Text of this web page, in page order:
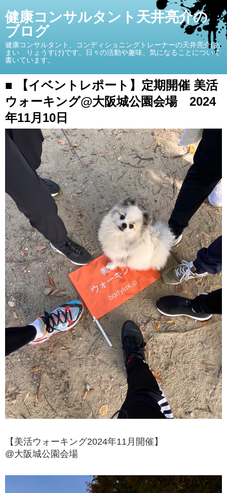
健康コンサルタント天井亮介の
ブログ
健康コンサルタント、コンディショニングトレーナーの天井亮介(あ
まい りょうすけ)です。日々の活動や趣味、気になることについて
書いています。
■ 【イベントレポート】定期開催 美活
ウォーキング@大阪城公園会場 2024
年11月10日
【美活ウォーキング2024年11月開催】
@大阪城公園会場